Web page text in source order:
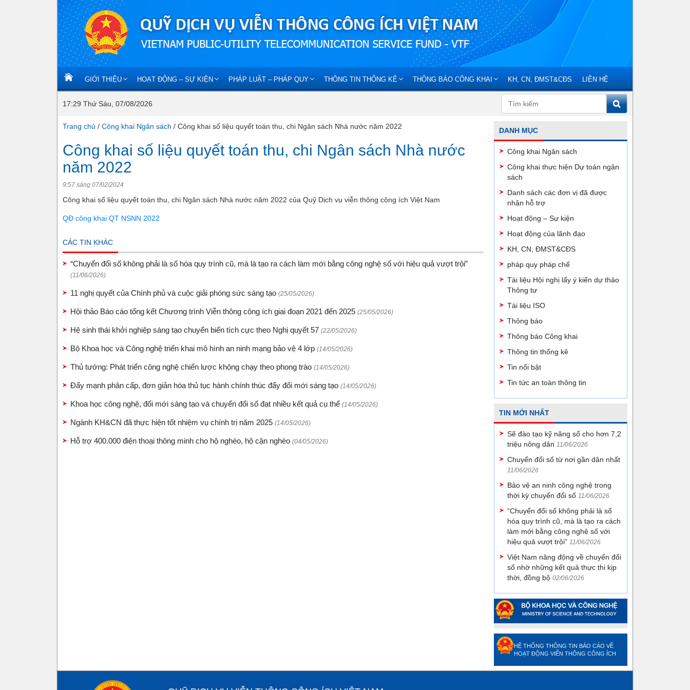
GIỚI THIỆU HOẠT ĐỘNG – SỰ KIỆN PHÁP LUẬT – PHÁP QUY THÔNG TIN THỐNG KÊ THÔNG BÁO CÔNG KHAI KH, CN, ĐMST&CĐS LIÊN HỆ
17:29 Thứ Sáu, 07/08/2026
Trang chủ / Công khai Ngân sách / Công khai số liệu quyết toán thu, chi Ngân sách Nhà nước năm 2022
Công khai số liệu quyết toán thu, chi Ngân sách Nhà nước
năm 2022
9:57 sáng 07/02/2024
Công khai số liệu quyết toán thu, chi Ngân sách Nhà nước năm 2022 của Quỹ Dịch vụ viễn thông công ích Việt Nam
QĐ công khai QT NSNN 2022
CÁC TIN KHÁC
“Chuyển đổi số không phải là số hóa quy trình cũ, mà là tạo ra cách làm mới bằng công nghệ số với hiệu quả vượt trội”
(11/06/2026)
11 nghị quyết của Chính phủ và cuộc giải phóng sức sáng tạo (25/05/2026)
Hội thảo Báo cáo tổng kết Chương trình Viễn thông công ích giai đoạn 2021 đến 2025 (25/05/2026)
Hệ sinh thái khởi nghiệp sáng tạo chuyển biến tích cực theo Nghị quyết 57 (22/05/2026)
Bộ Khoa học và Công nghệ triển khai mô hình an ninh mạng bảo vệ 4 lớp (14/05/2026)
Thủ tướng: Phát triển công nghệ chiến lược không chạy theo phong trào (14/05/2026)
Đẩy mạnh phân cấp, đơn giản hóa thủ tục hành chính thúc đẩy đổi mới sáng tạo (14/05/2026)
Khoa học công nghệ, đổi mới sáng tạo và chuyển đổi số đạt nhiều kết quả cụ thể (14/05/2026)
Ngành KH&CN đã thực hiện tốt nhiệm vụ chính trị năm 2025 (14/05/2026)
Hỗ trợ 400.000 điện thoại thông minh cho hộ nghèo, hộ cận nghèo (04/05/2026)
DANH MỤC
Công khai Ngân sách
Công khai thực hiện Dự toán ngân
sách
Danh sách các đơn vị đã được
nhận hỗ trợ
Hoạt động – Sự kiện
Hoạt động của lãnh đạo
KH, CN, ĐMST&CĐS
pháp quy pháp chế
Tài liệu Hội nghị lấy ý kiến dự thảo
Thông tư
Tài liệu ISO
Thông báo
Thông báo Công khai
Thông tin thống kê
Tin nổi bật
Tin tức an toàn thông tin
TIN MỚI NHẤT
Sẽ đào tạo kỹ năng số cho hơn 7,2
triệu nông dân 11/06/2026
Chuyển đổi số từ nơi gần dân nhất
11/06/2026
Bảo vệ an ninh công nghệ trong
thời kỳ chuyển đổi số 11/06/2026
“Chuyển đổi số không phải là số
hóa quy trình cũ, mà là tạo ra cách
làm mới bằng công nghệ số với
hiệu quả vượt trội” 11/06/2026
Việt Nam năng động về chuyển đổi
số nhờ những kết quả thực thi kịp
thời, đồng bộ 02/06/2026
HỆ THỐNG THÔNG TIN BÁO CÁO VỀ
HOẠT ĐỘNG VIỄN THÔNG CÔNG ÍCH